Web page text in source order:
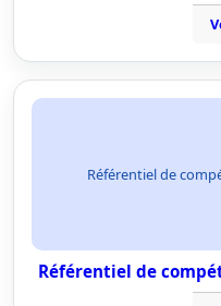
Référentiel de
Référentiel de